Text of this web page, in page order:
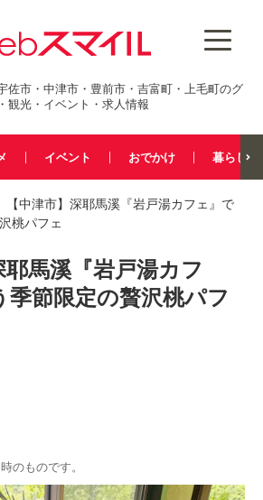
佐市・中津市・豊前市・吉富町・上毛町のグ
観光・イベント・求人情報
イベント おでかけ 暮らし
【中津市】深耶馬溪『岩戸湯カフェ』で
桃パフェ
耶馬溪『岩戸湯カフ
季節限定の贅沢桃パフ
のものです。